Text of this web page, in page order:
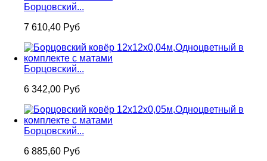
Борцовский...
7 610,40 Руб
Борцовский...
6 342,00 Руб
Борцовский...
6 885,60 Руб